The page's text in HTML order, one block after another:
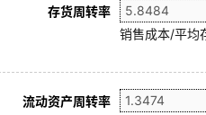
存货周转率
销售成本/平均
流动资产周转率